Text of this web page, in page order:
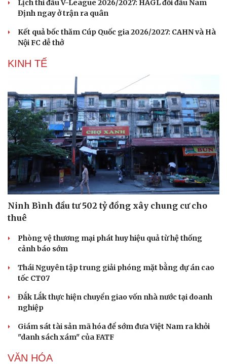
Sức khỏe
Dinh dưỡng - món ngon
Sản phụ khoa
Nhi khoa
Làm đẹp - giảm cân
Phòng mạch online
Ăn sạch sống khỏe
Đời sống
Nhà đẹp
Tình yêu - Gia đình
Lịch thi đấu V-League 2026/2027: HAGL đối đầu Nam
Định ngay ở trận ra quân
Kết quả bốc thăm Cúp Quốc gia 2026/2027: CAHN và Hà
Nội FC dễ thở
KINH TẾ
Ninh Bình đầu tư 502 tỷ đồng xây chung cư cho
thuê
Phòng vệ thương mại phát huy hiệu quả từ hệ thống
cảnh báo sớm
Thái Nguyên tập trung giải phóng mặt bằng dự án cao
tốc CT07
Đắk Lắk thực hiện chuyển giao vốn nhà nước tại doanh
nghiệp
Giám sát tài sản mã hóa để sớm đưa Việt Nam ra khỏi
"danh sách xám" của FATF
VĂN HÓA